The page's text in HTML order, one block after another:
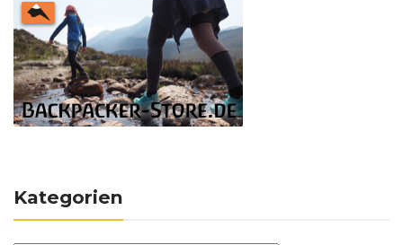
Kategorien